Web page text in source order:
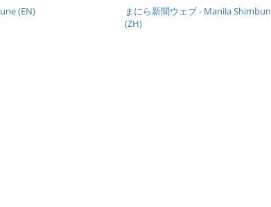
(EN)
まにら新聞ウェブ - Manila Shimbun
(ZH)